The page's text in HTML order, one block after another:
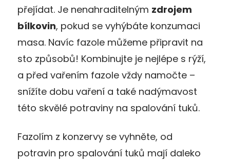
přejídat. Je nenahraditelným zdrojem
bílkovin, pokud se vyhýbáte konzumaci
masa. Navíc fazole můžeme připravit na
sto způsobů! Kombinujte je nejlépe s rýží,
a před vařením fazole vždy namočte –
snížíte dobu vaření a také nadýmavost
této skvělé potraviny na spalování tuků.
Fazolím z konzervy se vyhněte, od
potravin pro spalování tuků mají daleko